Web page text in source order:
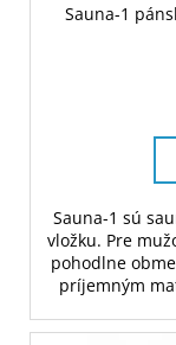
Sauna-1
Sauna-1 sú
vložku. Pre
pohodlne
príjemným
Balenie